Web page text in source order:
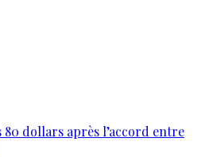
80 dollars après l’accord entre